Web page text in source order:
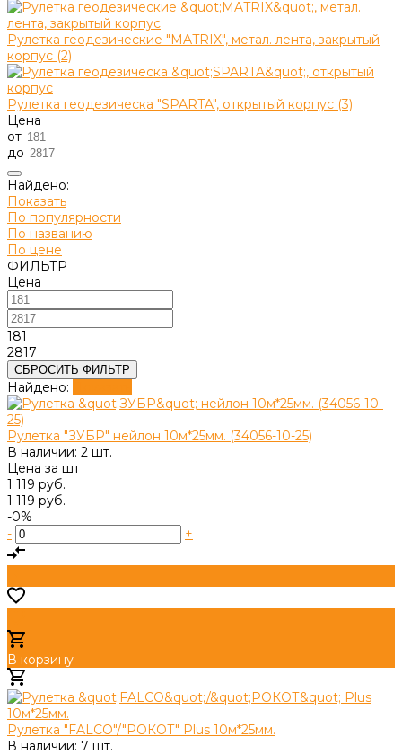
Рулетка геодезические "MATRIX", метал. лента, закрытый
корпус (2)
Рулетка геодезическа "SPARTA", открытый корпус (3)
Цена
от
до
Найдено:
Показать
По популярности
По названию
По цене
ФИЛЬТР
Цена
181
2817
СБРОСИТЬ ФИЛЬТР
Найдено:
Рулетка "ЗУБР" нейлон 10м*25мм. (34056-10-25)
В наличии: 2 шт.
Цена за шт
1 119 руб.
1 119 руб.
-0%
-
+
В корзину
Рулетка "FALCO"/"РОКОТ" Plus 10м*25мм.
В наличии: 7 шт.